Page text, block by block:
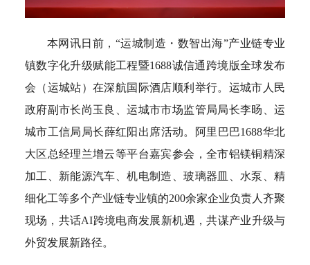
本网讯日前，“运城制造・数智出海”产业链专业
镇数字化升级赋能工程暨1688诚信通跨境版全球发布
会（运城站）在深航国际酒店顺利举行。运城市人民
政府副市长尚玉良、运城市市场监管局局长李旸、运
城市工信局局长薛红阳出席活动。阿里巴巴1688华北
大区总经理兰增云等平台嘉宾参会，全市铝镁铜精深
加工、新能源汽车、机电制造、玻璃器皿、水泵、精
细化工等多个产业链专业镇的200余家企业负责人齐聚
现场，共话AI跨境电商发展新机遇，共谋产业升级与
外贸发展新路径。